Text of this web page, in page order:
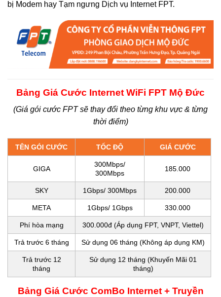
bị Modem hay Tạm ngưng Dịch vụ Internet FPT.
Bảng Giá Cước Internet WiFi FPT Mộ Đức
(Giá gói cước FPT sẽ thay đổi theo từng khu vực & từng
thời điểm)
TÊN GÓI CƯỚC TỐC ĐỘ GIÁ CƯỚC
GIGA
300Mbps/
300Mbps
185.000
SKY 1Gbps/ 300Mbps 200.000
META 1Gbps/ 1Gbps 330.000
Phí hòa mạng 300.000đ (Áp dụng FPT, VNPT, Viettel)
Trả trước 6 tháng Sử dụng 06 tháng (Không áp dụng KM)
Trả trước 12
tháng
Sử dụng 12 tháng (Khuyến Mãi 01
tháng)
Bảng Giá Cước ComBo Internet + Truyền